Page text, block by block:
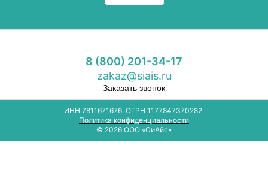
8 (800) 201-34-17
zakaz@siais.ru
Заказать звонок
ИНН 7811671676, ОГРН 1177847370282.
Политика конфиденциальности
© 2026 ООО «СиАйс»